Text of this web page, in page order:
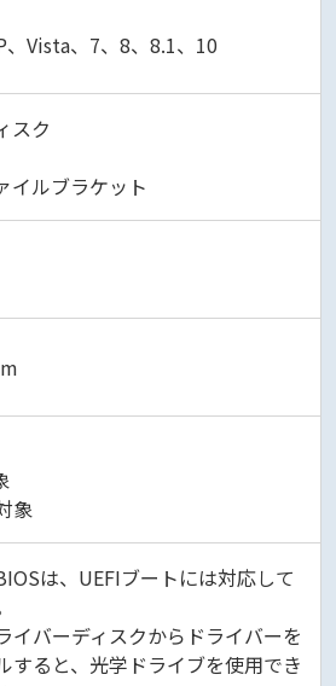
Vista、7、8、8.1、10
スク
イルブラケット
象
は、UEFIブートには対応して
イバーディスクからドライバーを
すると、光学ドライブを使用でき